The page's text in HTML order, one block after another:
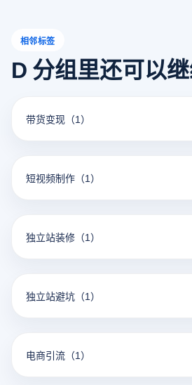
相邻标签
D 分组里还可以
带货变现 （1）
短视频制作 （1）
独立站装修 （1）
独立站避坑 （1）
电商引流 （1）